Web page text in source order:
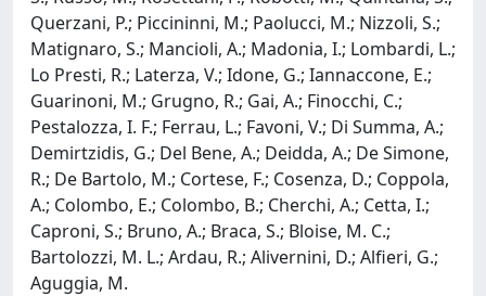
Querzani, P.; Piccininni, M.; Paolucci, M.; Nizzoli, S.;
Matignaro, S.; Mancioli, A.; Madonia, I.; Lombardi, L.;
Lo Presti, R.; Laterza, V.; Idone, G.; Iannaccone, E.;
Guarinoni, M.; Grugno, R.; Gai, A.; Finocchi, C.;
Pestalozza, I. F.; Ferrau, L.; Favoni, V.; Di Summa, A.;
Demirtzidis, G.; Del Bene, A.; Deidda, A.; De Simone,
R.; De Bartolo, M.; Cortese, F.; Cosenza, D.; Coppola,
A.; Colombo, E.; Colombo, B.; Cherchi, A.; Cetta, I.;
Caproni, S.; Bruno, A.; Braca, S.; Bloise, M. C.;
Bartolozzi, M. L.; Ardau, R.; Alivernini, D.; Alfieri, G.;
Aguggia, M.